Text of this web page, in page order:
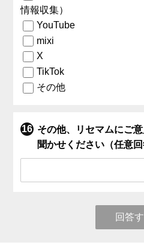
情報収集）
YouTube
mixi
X
TikTok
その他
その他、リセマムにご
聞かせください（任意回
回答